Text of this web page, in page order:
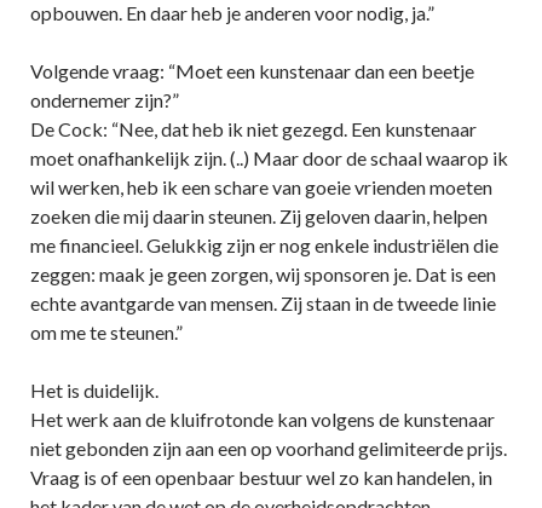
opbouwen. En daar heb je anderen voor nodig, ja.”
Volgende vraag: “Moet een kunstenaar dan een beetje
ondernemer zijn?”
De Cock: “Nee, dat heb ik niet gezegd. Een kunstenaar
moet onafhankelijk zijn. (..) Maar door de schaal waarop ik
wil werken, heb ik een schare van goeie vrienden moeten
zoeken die mij daarin steunen. Zij geloven daarin, helpen
me financieel. Gelukkig zijn er nog enkele industriëlen die
zeggen: maak je geen zorgen, wij sponsoren je. Dat is een
echte avantgarde van mensen. Zij staan in de tweede linie
om me te steunen.”
Het is duidelijk.
Het werk aan de kluifrotonde kan volgens de kunstenaar
niet gebonden zijn aan een op voorhand gelimiteerde prijs.
Vraag is of een openbaar bestuur wel zo kan handelen, in